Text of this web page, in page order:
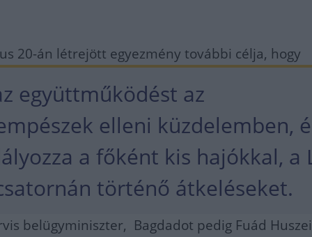
20-án létrejött egyezmény további célja, hogy
együttműködést az
elleni küzdelemben,
a főként kis hajókkal, a
történő átkeléseket.
belügyminiszter, Bagdadot pedig Fuád